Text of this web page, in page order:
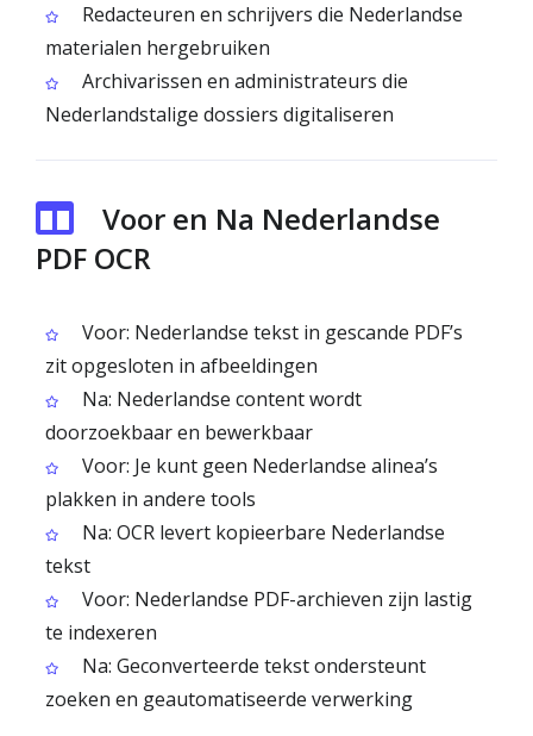
Redacteuren en schrijvers die Nederlandse
materialen hergebruiken
Archivarissen en administrateurs die
Nederlandstalige dossiers digitaliseren
Voor en Na Nederlandse
PDF OCR
Voor: Nederlandse tekst in gescande PDF’s
zit opgesloten in afbeeldingen
Na: Nederlandse content wordt
doorzoekbaar en bewerkbaar
Voor: Je kunt geen Nederlandse alinea’s
plakken in andere tools
Na: OCR levert kopieerbare Nederlandse
tekst
Voor: Nederlandse PDF-archieven zijn lastig
te indexeren
Na: Geconverteerde tekst ondersteunt
zoeken en geautomatiseerde verwerking